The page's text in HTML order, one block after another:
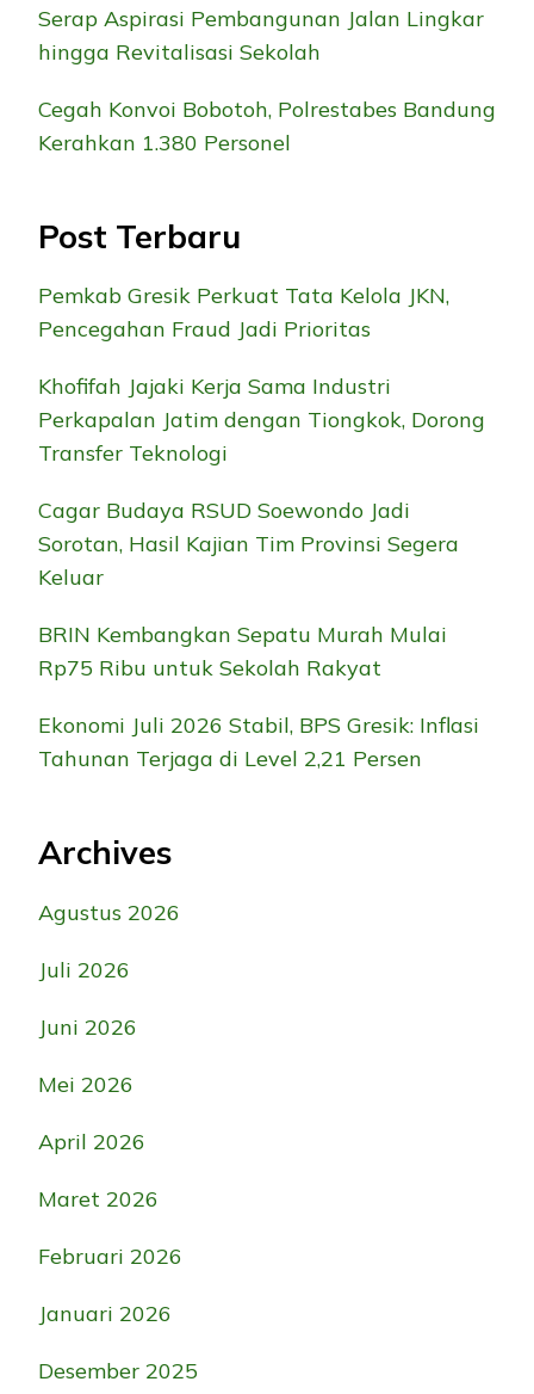
Serap Aspirasi Pembangunan Jalan Lingkar
hingga Revitalisasi Sekolah
Cegah Konvoi Bobotoh, Polrestabes Bandung
Kerahkan 1.380 Personel
Post Terbaru
Pemkab Gresik Perkuat Tata Kelola JKN,
Pencegahan Fraud Jadi Prioritas
Khofifah Jajaki Kerja Sama Industri
Perkapalan Jatim dengan Tiongkok, Dorong
Transfer Teknologi
Cagar Budaya RSUD Soewondo Jadi
Sorotan, Hasil Kajian Tim Provinsi Segera
Keluar
BRIN Kembangkan Sepatu Murah Mulai
Rp75 Ribu untuk Sekolah Rakyat
Ekonomi Juli 2026 Stabil, BPS Gresik: Inflasi
Tahunan Terjaga di Level 2,21 Persen
Archives
Agustus 2026
Juli 2026
Juni 2026
Mei 2026
April 2026
Maret 2026
Februari 2026
Januari 2026
Desember 2025